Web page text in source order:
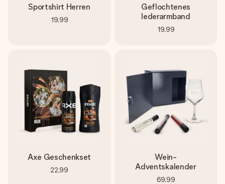
Sportshirt Herren
19,99
Geflochtenes
lederarmband
19,99
Axe Geschenkset
22,99
Wein-
Adventskalender
69,99